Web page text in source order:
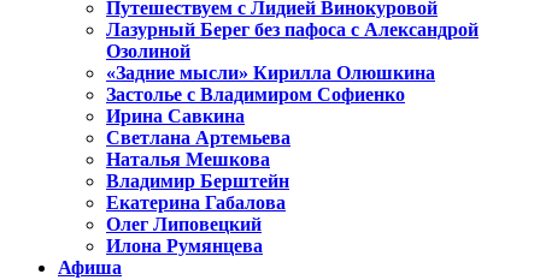
Путешествуем с Лидией Винокуровой
Лазурный Берег без пафоса с Александрой
Озолиной
«Задние мысли» Кирилла Олюшкина
Застолье с Владимиром Софиенко
Ирина Савкина
Светлана Артемьева
Наталья Мешкова
Владимир Берштейн
Екатерина Габалова
Олег Липовецкий
Илона Румянцева
Афиша